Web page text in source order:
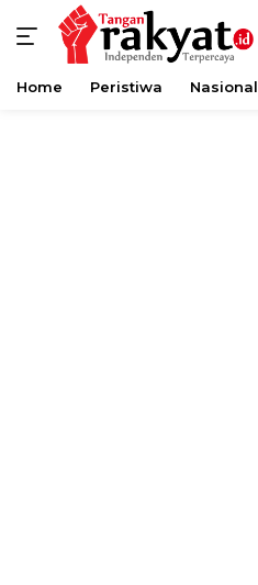
Langsung
Home Peristiwa Nasional